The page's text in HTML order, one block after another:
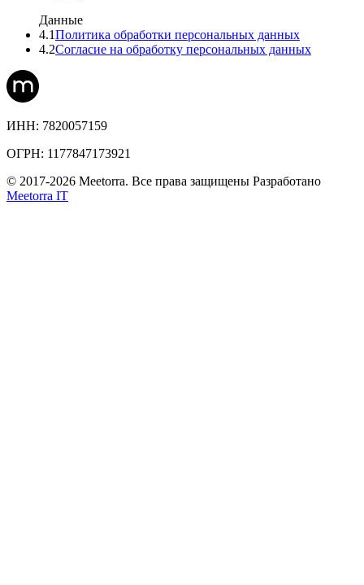
Данные
4.1Политика обработки персональных данных
4.2Согласие на обработку персональных данных
ИНН: 7820057159
ОГРН: 1177847173921
© 2017-2026 Meetorra. Все права защищены Разработано
Meetorra IT